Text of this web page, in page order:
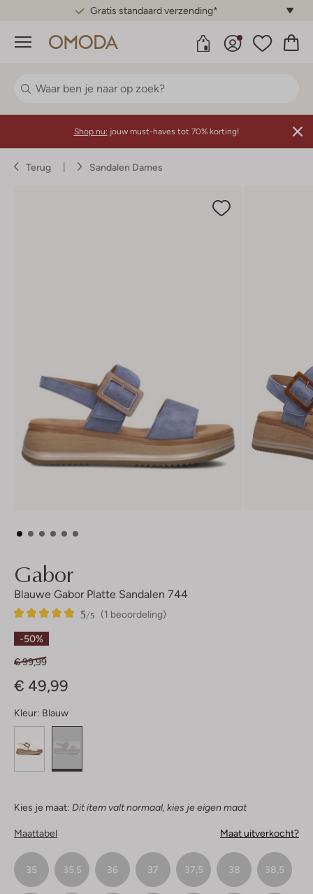
Gratis standaard verzending*
Menu
Shop nu: jouw must-haves tot 70% korting!
Terug Sandalen Dames
Gabor
Blauwe Gabor Platte Sandalen 744
(1 beoordeling)
5/5
1
5
Sterren
-50%
€ 99,99
€ 49,99
Kleur: Blauw
Kies je maat: Dit item valt normaal, kies je eigen maat
Maattabel Maat uitverkocht?
35 35,5 36 37 37,5 38 38,5